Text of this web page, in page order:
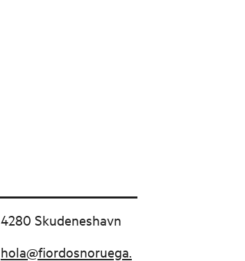
4280 Skudeneshavn
hola@fiordosnoruega.